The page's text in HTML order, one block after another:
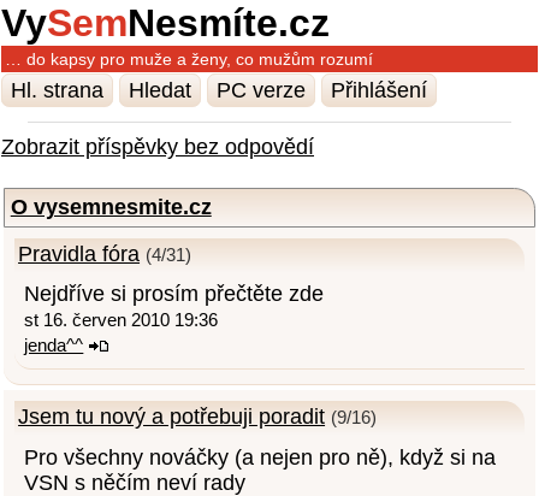
VySemNesmíte.cz
… do kapsy pro muže a ženy, co mužům rozumí
Hl. strana Hledat PC verze Přihlášení
Zobrazit příspěvky bez odpovědí
O vysemnesmite.cz
Pravidla fóra (4/31)
Nejdříve si prosím přečtěte zde
st 16. červen 2010 19:36
jenda^^
Jsem tu nový a potřebuji poradit (9/16)
Pro všechny nováčky (a nejen pro ně), když si na
VSN s něčím neví rady